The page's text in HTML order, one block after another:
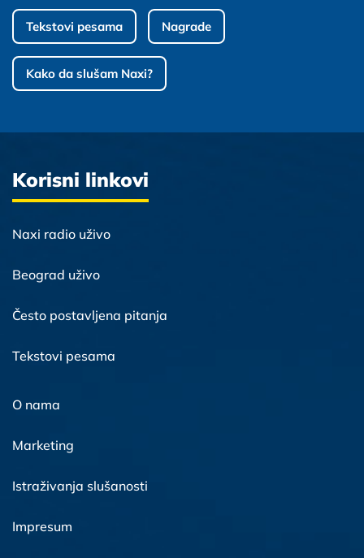
Tekstovi pesama Nagrade
Kako da slušam Naxi?
Korisni linkovi
Naxi radio uživo
Beograd uživo
Često postavljena pitanja
Tekstovi pesama
O nama
Marketing
Istraživanja slušanosti
Impresum